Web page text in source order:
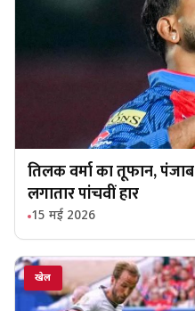
तिलक वर्मा का तूफान, पंजाब
लगातार पांचवीं हार
15 मई 2026
खेल